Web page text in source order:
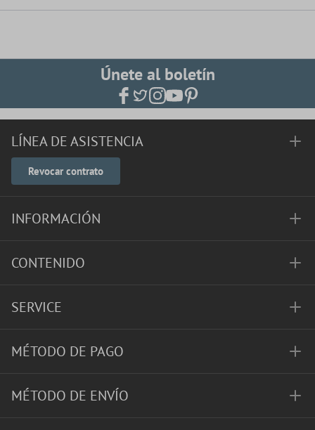
Únete al boletín
LÍNEA DE ASISTENCIA
Revocar contrato
INFORMACIÓN
CONTENIDO
SERVICE
MÉTODO DE PAGO
MÉTODO DE ENVÍO